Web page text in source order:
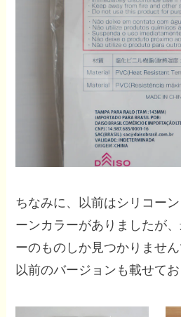
ちなみに、以前はシリコー
ーンカラーがありましたが
ーのものしか見つかりませ
以前のバージョンも載せてお